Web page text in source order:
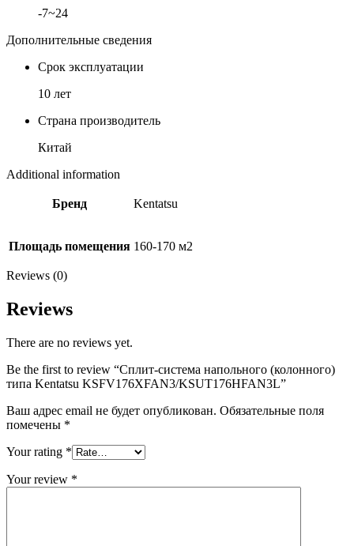
-7~24
Дополнительные сведения
Срок эксплуатации
10 лет
Страна производитель
Китай
Additional information
Бренд Kentatsu
Площадь помещения 160-170 м2
Reviews (0)
Reviews
There are no reviews yet.
Be the first to review “Сплит-система напольного (колонного)
типа Kentatsu KSFV176XFAN3/KSUT176HFAN3L”
Ваш адрес email не будет опубликован. Обязательные поля
помечены *
Your rating *
Your review *